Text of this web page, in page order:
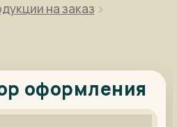
на заказ
оформления